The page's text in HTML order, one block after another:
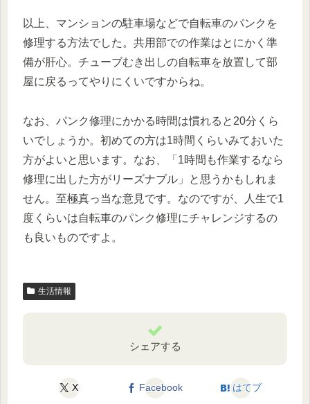
以上、マンションの駐車場などで自転車のパンクを
修理する方法でした。共用部での作業はとにかく準
備が肝心。チューブむき出しの自転車を放置して部
屋に戻るってやりにくいですからね。
なお、パンク修理にかかる時間は慣れると20分くら
いでしょうか。初めての方は1時間くらいみておいた
方がよいと思います。なお、「1時間も作業するなら
修理に出した方がリーズナブル」と思うかもしれま
せん。至極真っ当な意見です。なのですが、人生で1
度くらいは自転車のパンク修理にチャレンジするの
も良いものですよ。
生活情報
シェアする
X Facebook はてブ